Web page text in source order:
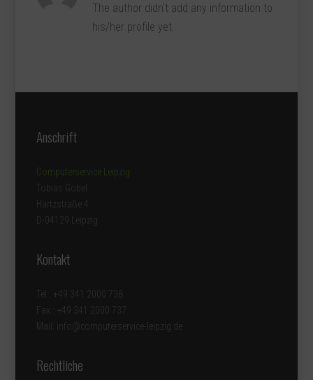
The author didn't add any information to
his/her profile yet.
Anschrift
Computerservice Leipzig
Tobias Göbel
Hartzstraße 4
D-04129 Leipzig
Kontakt
Tel.: +49 341 2000 738
Fax : +49 341 2000 737
Mail: info@computerservice-leipzig.de
Rechtliche